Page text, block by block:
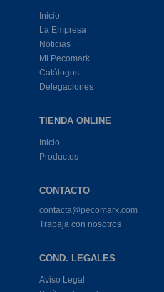
Inicio
La Empresa
Noticias
Mi Pecomark
Catálogos
Delegaciones
TIENDA ONLINE
Inicio
Productos
CONTACTO
contacta@pecomark.com
Trabaja con nosotros
COND. LEGALES
Aviso Legal